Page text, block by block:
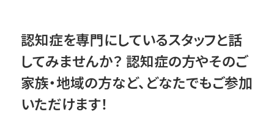
認知症を専門にしているスタッフと話
してみませんか？ 認知症の方やそのご
家族・地域の方など、どなたでもご参加
いただけます！